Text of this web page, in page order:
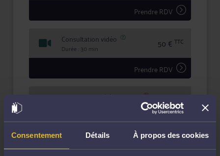
Consentement Détails À propos des cookies
Prendre RDV
Consultation vidéo
Durée : 30 min 50 € TTC
Prendre RDV
Consultation téléphonique 40 €